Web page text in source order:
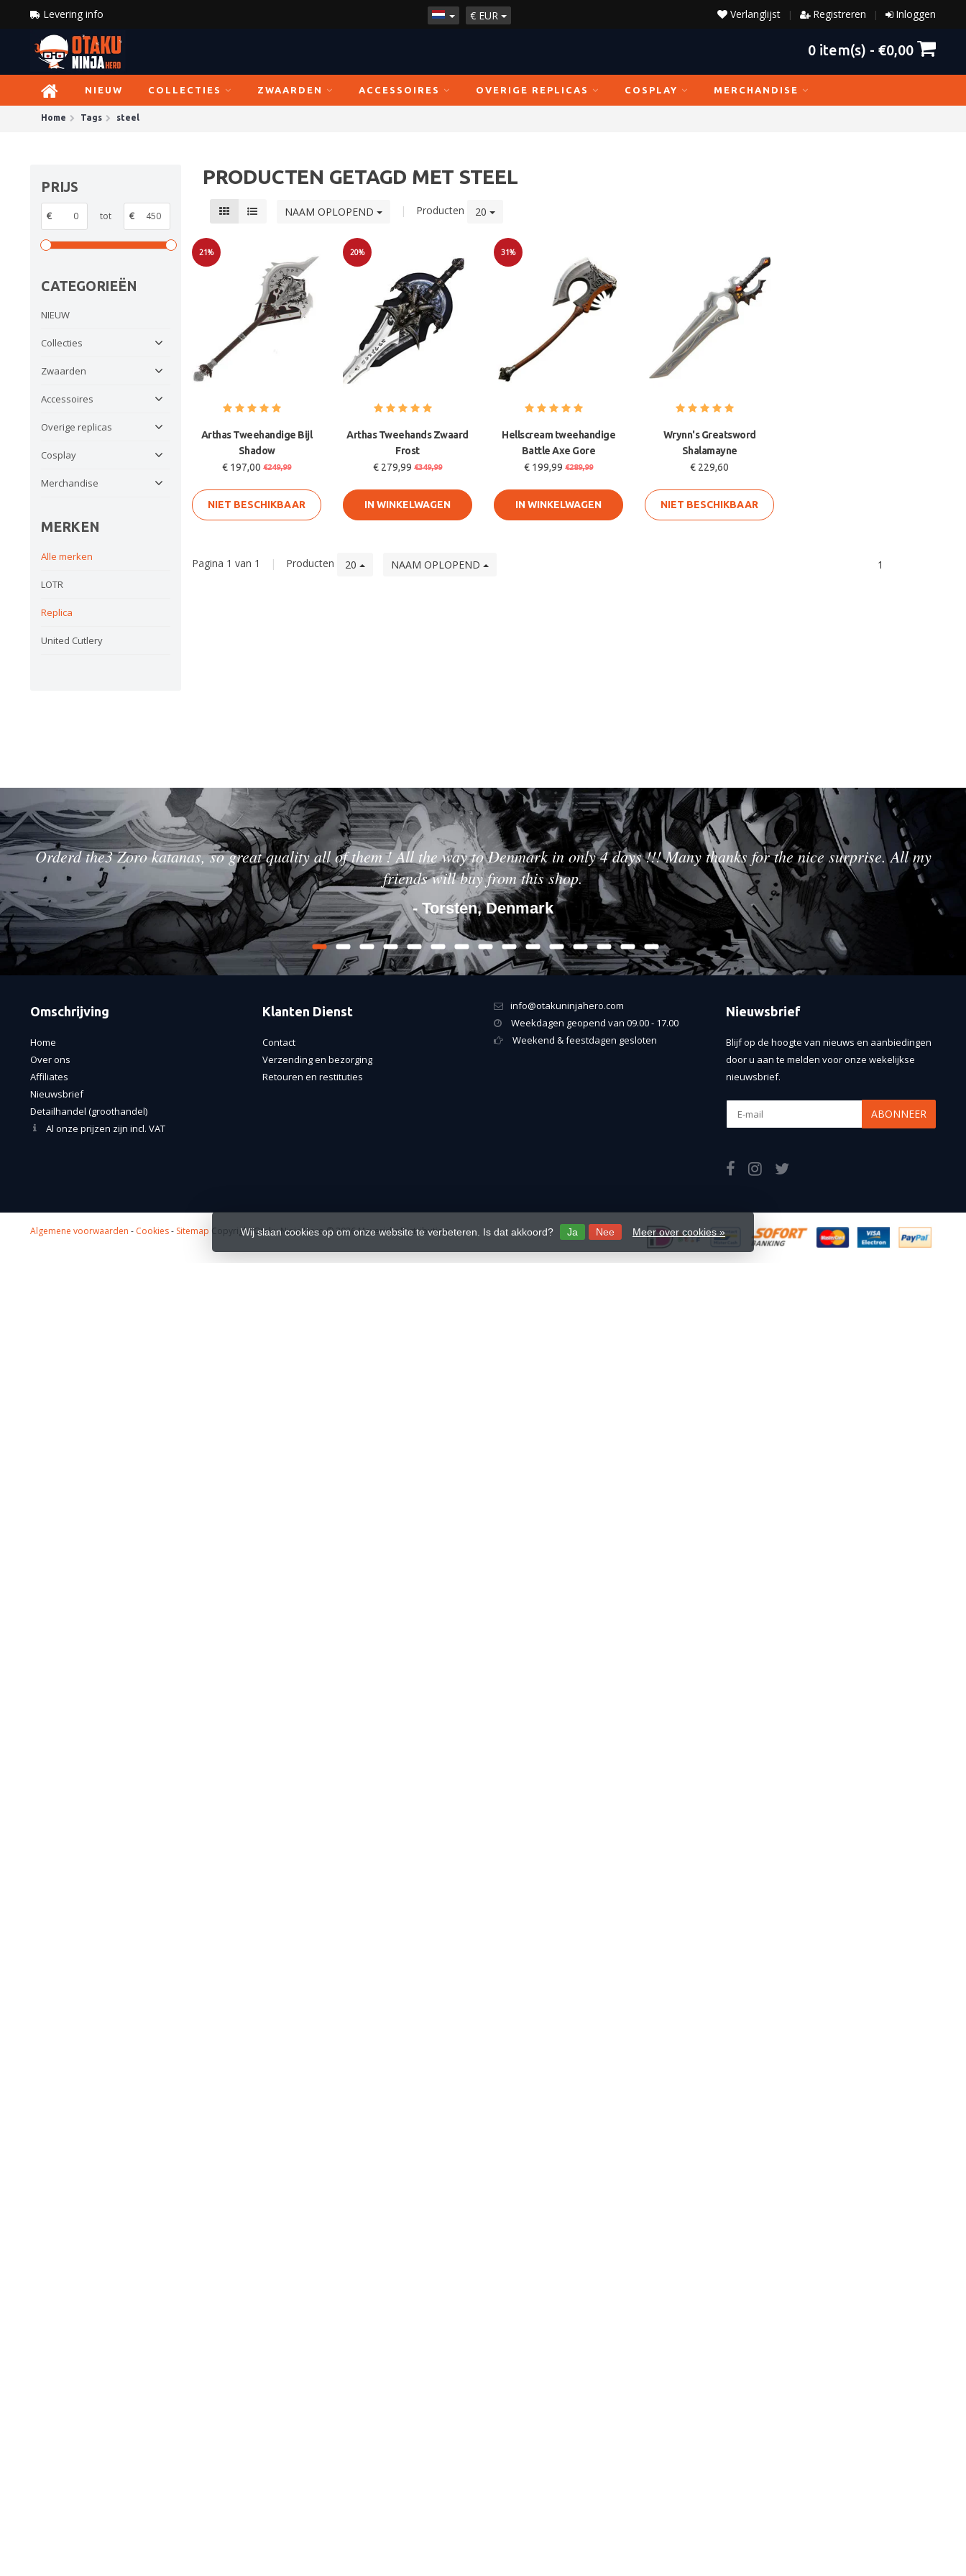
Levering info € EUR Inloggen
|
Registreren
|
Verlanglijst
0 item(s) - €0,00
NIEUW COLLECTIES ZWAARDEN ACCESSOIRES OVERIGE REPLICAS COSPLAY MERCHANDISE
Home Tags steel
PRIJS
€ tot €
CATEGORIEËN
NIEUW
Collecties
Zwaarden
Accessoires
Overige replicas
Cosplay
Merchandise
MERKEN
Alle merken
LOTR
Replica
United Cutlery
PRODUCTEN GETAGD MET STEEL
NAAM OPLOPEND | Producten 20
21%
Arthas Tweehandige Bijl
Shadow
€ 197,00 €249,99
NIET BESCHIKBAAR
20%
Arthas Tweehands Zwaard
Frost
€ 279,99 €349,99
IN WINKELWAGEN
31%
Hellscream tweehandige
Battle Axe Gore
€ 199,99 €289,99
IN WINKELWAGEN
Wrynn's Greatsword
Shalamayne
€ 229,60
NIET BESCHIKBAAR
Pagina 1 van 1 | Producten 20 NAAM OPLOPEND 1
Orderd the3 Zoro katanas, so great quality all of them ! All the way to Denmark in only 4 days !!! Many thanks for the nice surprise. All my
friends will buy from this shop.
- Torsten, Denmark
Omschrijving
Home
Over ons
Affiliates
Nieuwsbrief
Detailhandel (groothandel)
Al onze prijzen zijn incl. VAT
Klanten Dienst
Contact
Verzending en bezorging
Retouren en restituties
info@otakuninjahero.com
Weekdagen geopend van 09.00 - 17.00
Weekend & feestdagen gesloten
Nieuwsbrief
Blijf op de hoogte van nieuws en aanbiedingen
door u aan te melden voor onze wekelijkse
nieuwsbrief.
ABONNEER
Wij slaan cookies op om onze website te verbeteren. Is dat akkoord? Ja Nee Meer over cookies »
Algemene voorwaarden - Cookies- Sitemap Copyright Otaku Ninja Hero © 2026 Mavericks Distribution